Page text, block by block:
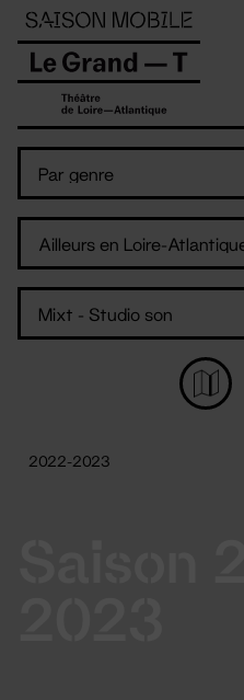
Panneau de gestion des cookies